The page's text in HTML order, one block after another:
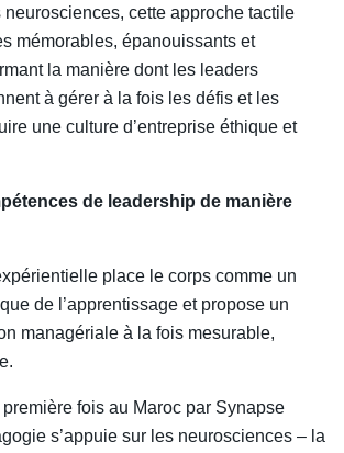
neurosciences, cette approche tactile
mémorables, épanouissants et
la manière dont les leaders
à gérer à la fois les défis et les
une culture d’entreprise éthique et
de leadership de manière
place le corps comme un
de l’apprentissage et propose un
managériale à la fois mesurable,
première fois au Maroc par Synapse
s’appuie sur les neurosciences – la